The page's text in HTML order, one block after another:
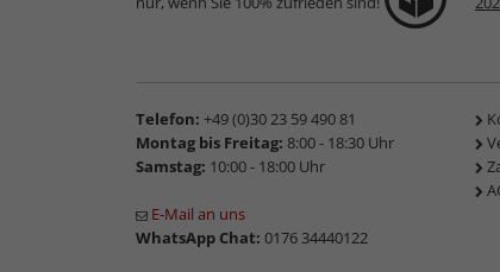
Telefon: +49 (0)30 23 59 490 81
Montag bis Freitag: 8:00 - 18:30 Uhr
Samstag: 10:00 - 18:00 Uhr
E-Mail an uns
WhatsApp Chat: 0176 34440122